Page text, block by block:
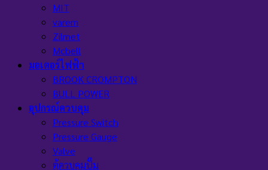
MIT
varem
Zilmet
Mcbell
มอเตอร์ไฟฟ้า
BROOK CROMPTON
BULL POWER
อุปกรณ์ควบคุม
Pressure Switch
Pressure Gauge
Valve
ตู้ควบคุมปั๊ม